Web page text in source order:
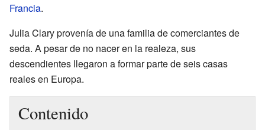
Francia.
Julia Clary provenía de una familia de comerciantes de
seda. A pesar de no nacer en la realeza, sus
descendientes llegaron a formar parte de seis casas
reales en Europa.
Contenido